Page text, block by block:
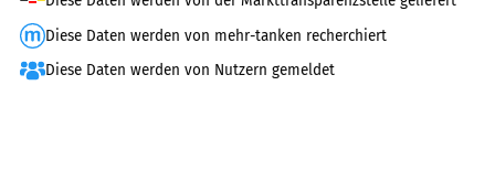
Diese Daten werden von mehr-tanken recherchiert
Diese Daten werden von Nutzern gemeldet